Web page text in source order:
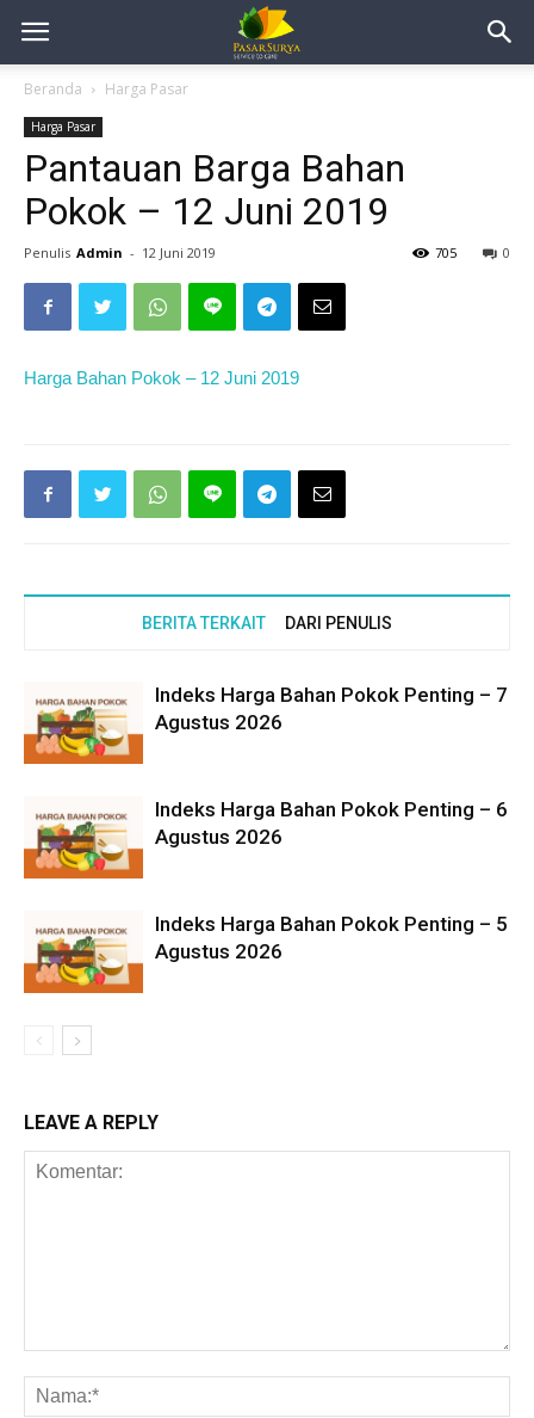
Beranda Harga Pasar
Harga Pasar
Pantauan Barga Bahan
Pokok – 12 Juni 2019
Penulis Admin - 12 Juni 2019 0
705
Harga Bahan Pokok – 12 Juni 2019
BERITA TERKAIT DARI PENULIS
Indeks Harga Bahan Pokok Penting – 7
Agustus 2026
Indeks Harga Bahan Pokok Penting – 6
Agustus 2026
Indeks Harga Bahan Pokok Penting – 5
Agustus 2026
LEAVE A REPLY